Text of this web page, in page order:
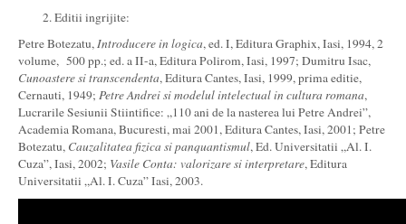
Editii ingrijite:
Petre Botezatu,Introducere in logica, ed. I, Editura Graphix, Iasi, 1994, 2
volume, 500 pp.; ed. a II-a, Editura Polirom, Iasi, 1997; Dumitru Isac,
Cunoastere si transcendenta, Editura Cantes, Iasi, 1999, prima editie,
Cernauti, 1949; Petre Andrei si modelul intelectual in cultura romana,
Lucrarile Sesiunii Stiintifice: „110 ani de la nasterea lui Petre Andrei”,
Academia Romana, Bucuresti, mai 2001, Editura Cantes, Iasi, 2001; Petre
Botezatu, Cauzalitatea fizica si panquantismul, Ed. Universitatii „Al. I.
Cuza”, Iasi, 2002; Vasile Conta: valorizare si interpretare, Editura
Universitatii „Al. I. Cuza” Iasi, 2003.